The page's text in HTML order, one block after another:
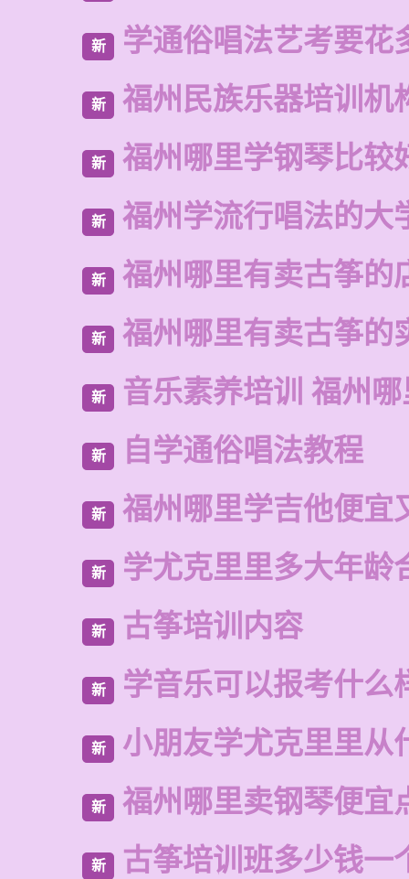
新 学通俗唱法艺考要花
新 福州民族乐器培训机
新 福州哪里学钢琴比较
新 福州学流行唱法的大
新 福州哪里有卖古筝的
新 福州哪里有卖古筝的
新 音乐素养培训 福州
新 自学通俗唱法教程
新 福州哪里学吉他便宜
新 学尤克里里多大年龄
新 古筝培训内容
新 学音乐可以报考什么
新 小朋友学尤克里里从
新 福州哪里卖钢琴便宜
新 古筝培训班多少钱一